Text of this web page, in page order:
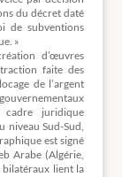
du décret daté
de subventions
»
d’œuvres
faite des
de l’argent
cadre juridique
niveau Sud-Sud,
est signé
Arabe (Algérie,
bilatéraux lient la